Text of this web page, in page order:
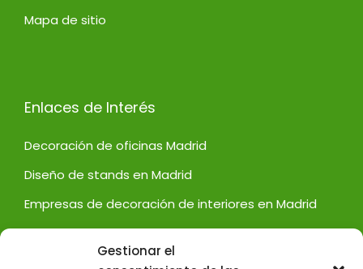
Gestionar el
Mapa de sitio
Enlaces de Interés
Decoración de oficinas Madrid
Diseño de stands en Madrid
Empresas de decoración de interiores en Madrid
Empresas de diseño de interiores en Madrid
Escaparatistas en Madrid